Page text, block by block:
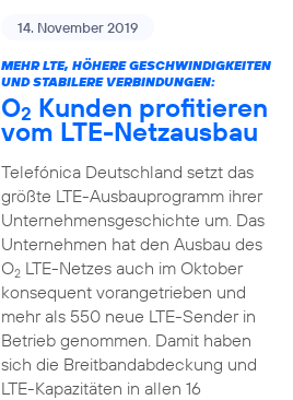
14. November 2019
MEHR LTE, HÖHERE GESCHWINDIGKEITEN
UND STABILERE VERBINDUNGEN:
O2 Kunden profitieren
vom LTE-Netzausbau
Telefónica Deutschland setzt das
größte LTE-Ausbauprogramm ihrer
Unternehmensgeschichte um. Das
Unternehmen hat den Ausbau des
O2LTE-Netzes auch im Oktober
konsequent vorangetrieben und
mehr als 550 neue LTE-Sender in
Betrieb genommen. Damit haben
sich die Breitbandabdeckung und
LTE-Kapazitäten in allen 16